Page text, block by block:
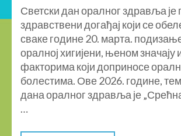
Светски дан оралног здравља је
здравствени догађај који се
сваке године 20. марта.
оралној хигијени, њеном значају
факторима који доприносе
болестима. Ове 2026. године,
дана оралног здравља је
…